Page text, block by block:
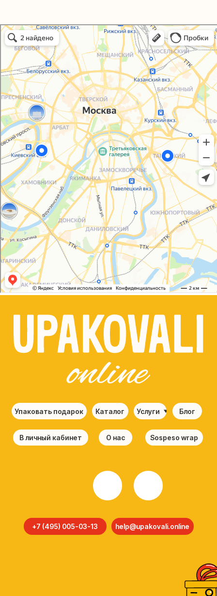
Упаковали Онлайн в Москве
Москва
© 2021-2025, ООО "УПАКОВАЛИ ОНЛАЙН"
Сайт разработалаbogachevas